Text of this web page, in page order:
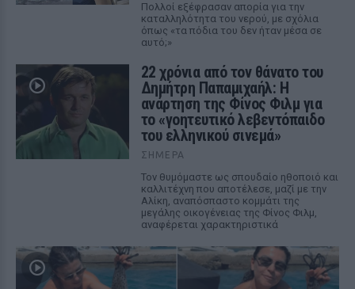
Πολλοί εξέφρασαν απορία για την
καταλληλότητα του νερού, με σχόλια
όπως «τα πόδια του δεν ήταν μέσα σε
αυτό;»
22 χρόνια από τον θάνατο του
Δημήτρη Παπαμιχαήλ: Η
ανάρτηση της Φίνος Φιλμ για
το «γοητευτικό λεβεντόπαιδο
του ελληνικού σινεμά»
ΣΉΜΕΡΑ
Τον θυμόμαστε ως σπουδαίο ηθοποιό και
καλλιτέχνη που αποτέλεσε, μαζί με την
Αλίκη, αναπόσπαστο κομμάτι της
μεγάλης οικογένειας της Φίνος Φιλμ,
αναφέρεται χαρακτηριστικά